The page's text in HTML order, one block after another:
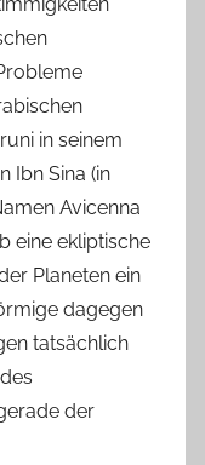
in seinem
Ibn Sina (in
Avicenna
eine ekliptische
Planeten ein
dagegen
tatsächlich
der